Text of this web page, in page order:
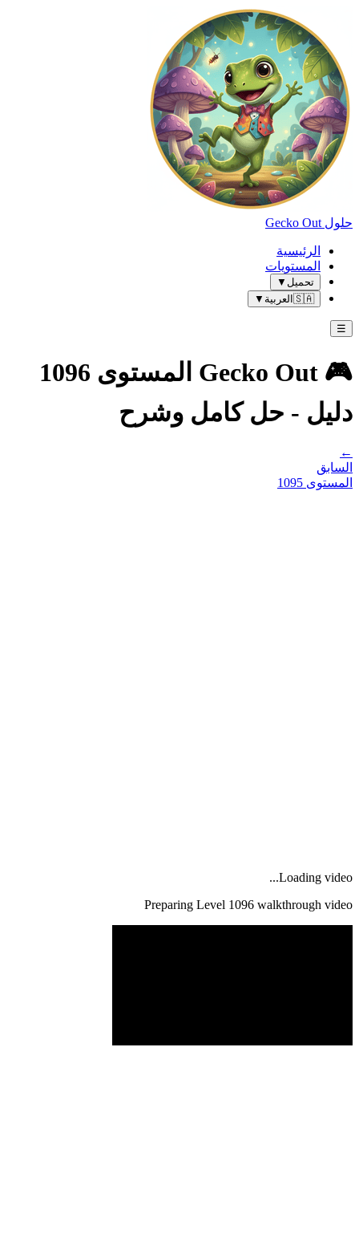
حلول Gecko Out
الرئيسية
المستويات
تحميل ▼
🇸🇦 العربية ▼
☰
🎮 Gecko Out المستوى 1096
دليل - حل كامل وشرح
←
السابق
المستوى 1095
Loading video...
Preparing Level 1096 walkthrough video